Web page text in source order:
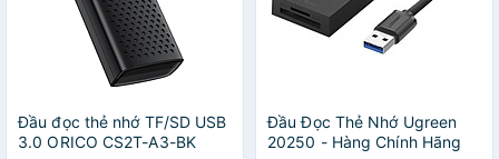
Đầu đọc thẻ nhớ TF/SD USB
3.0 ORICO CS2T-A3-BK
Đầu Đọc Thẻ Nhớ Ugreen
20250 - Hàng Chính Hãng